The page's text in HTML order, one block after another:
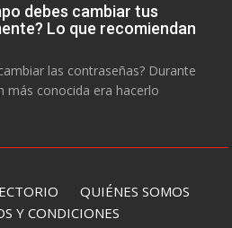
debes cambiar tus
Lo que recomiendan
las contraseñas? Durante
más conocida era hacerlo
QUIÉNES SOMOS
Y CONDICIONES